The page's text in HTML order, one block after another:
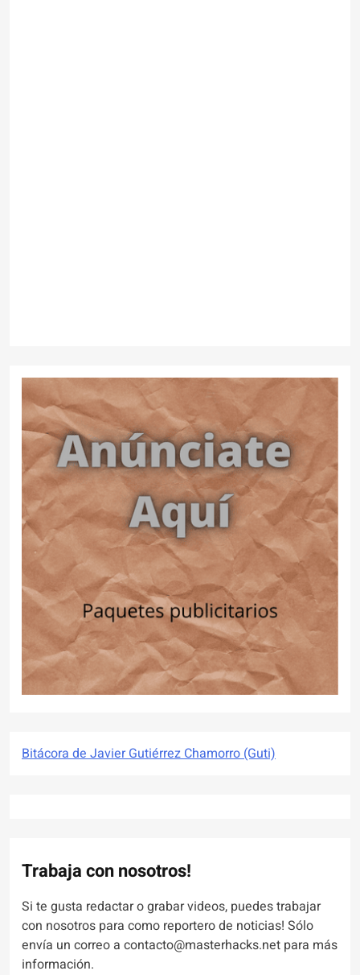
Bitácora de Javier Gutiérrez Chamorro (Guti)
Trabaja con nosotros!
Si te gusta redactar o grabar videos, puedes trabajar
con nosotros para como reportero de noticias! Sólo
envía un correo a contacto@masterhacks.net para más
información.